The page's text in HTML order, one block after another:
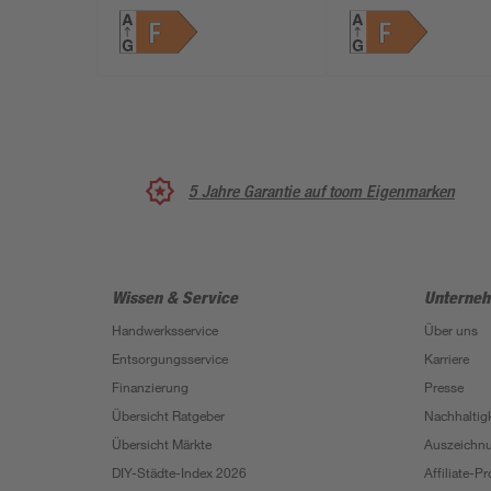
5 Jahre Garantie auf toom Eigenmarken
Wissen & Service
Handwerksservice
Entsorgungsservice
Finanzierung
Übersicht Ratgeber
Übersicht Märkte
DIY-Städte-Index 2026
Über uns
Karriere
Presse
Affiliate-